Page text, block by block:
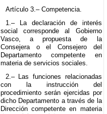
Artículo 3.– Competencia.
1.– La declaración de interés
social corresponde al Gobierno
Vasco, a propuesta de la
Consejera o el Consejero del
Departamento competente en
materia de servicios sociales.
2.– Las funciones relacionadas
con la instrucción del
procedimiento serán ejercidas por
dicho Departamento a través de la
Dirección competente en materia